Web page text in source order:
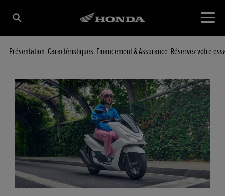
Présentation Caractéristiques Financement & Assurance Réservez votre